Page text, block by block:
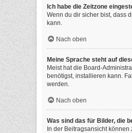
Ich habe die Zeitzone
Wenn du dir sicher bist, dass
kann.
Nach oben
Meine Sprache steht auf
Meist hat die Board-
benötigst, installieren kann.
werden.
Nach oben
Was sind das für Bilder, die
In der Beitragsansicht